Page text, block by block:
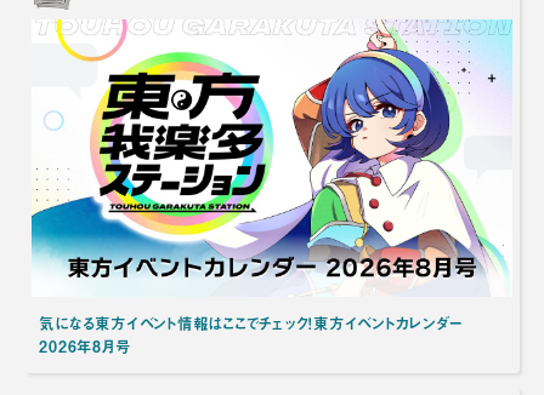
気になる東方イベント情報はここでチェック！東方イベントカレンダー
2026年8月号